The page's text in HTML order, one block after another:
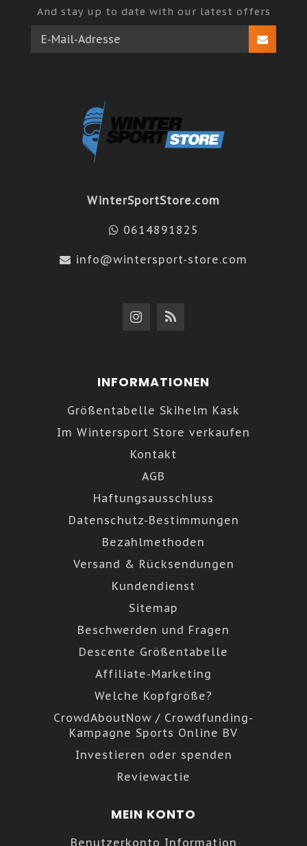
And stay up to date with our latest offers
WinterSportStore.com
0614891825
info@wintersport-store.com
INFORMATIONEN
Größentabelle Skihelm Kask
Im Wintersport Store verkaufen
Kontakt
AGB
Haftungsausschluss
Datenschutz-Bestimmungen
Bezahlmethoden
Versand & Rücksendungen
Kundendienst
Sitemap
Beschwerden und Fragen
Descente Größentabelle
Affiliate-Marketing
Welche Kopfgröße?
CrowdAboutNow / Crowdfunding-
Kampagne Sports Online BV
Investieren oder spenden
Reviewactie
MEIN KONTO
Benutzerkonto Information